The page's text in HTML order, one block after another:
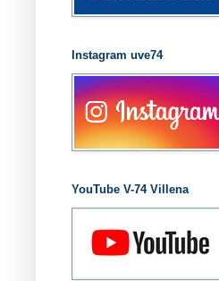
Instagram uve74
YouTube V-74 Villena